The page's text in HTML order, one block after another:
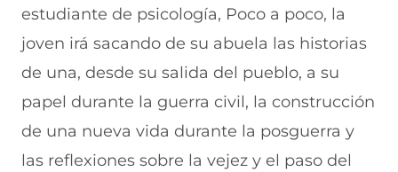
estudiante de psicología, Poco a poco, la
joven irá sacando de su abuela las historias
de una, desde su salida del pueblo, a su
papel durante la guerra civil, la construcción
de una nueva vida durante la posguerra y
las reflexiones sobre la vejez y el paso del